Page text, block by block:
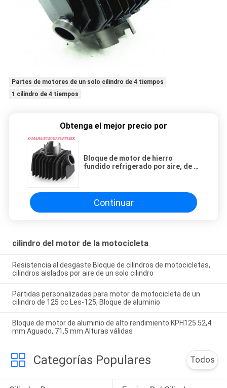
Partes de motores de un solo cilindro de 4 tiempos
1 cilindro de 4 tiempos
Obtenga el mejor precio por
Bloque de motor de hierro
fundido refrigerado por aire, de 2
Continuar
cilindro del motor de la motocicleta
Resistencia al desgaste Bloque de cilindros de motocicletas,
cilindros aislados por aire de un solo cilindro
Partidas personalizadas para motor de motocicleta de un
cilindro de 125 cc Les-125, Bloque de aluminio
Bloque de motor de aluminio de alto rendimiento KPH125 52,4
mm Aguado, 71,5 mm Alturas válidas
Categorías Populares Todos